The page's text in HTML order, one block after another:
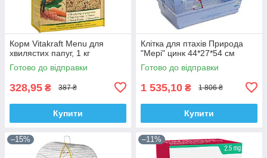
Корм Vitakraft Menu для
хвилястих папуг, 1 кг
Готово до відправки
328,95 ₴ 387 ₴
Купити
Клітка для птахів Природа
"Мері" цинк 44*27*54 см
Готово до відправки
1 535,10 ₴ 1 806 ₴
Купити
–15% –11%